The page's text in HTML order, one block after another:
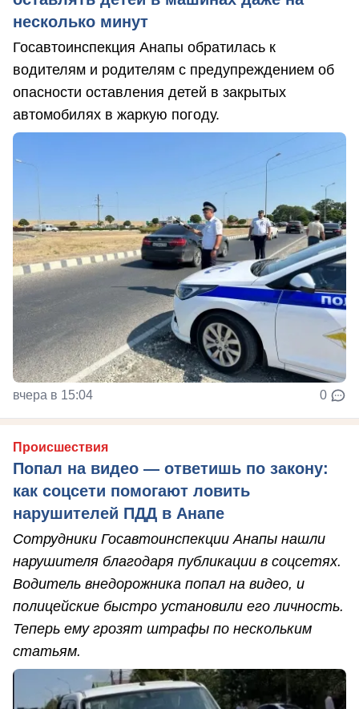
несколько минут
Госавтоинспекция Анапы обратилась к
водителям и родителям с предупреждением об
опасности оставления детей в закрытых
автомобилях в жаркую погоду.
вчера в 15:04 0
Происшествия
Попал на видео — ответишь по закону:
как соцсети помогают ловить
нарушителей ПДД в Анапе
Сотрудники Госавтоинспекции Анапы нашли
нарушителя благодаря публикации в соцсетях.
Водитель внедорожника попал на видео, и
полицейские быстро установили его личность.
Теперь ему грозят штрафы по нескольким
статьям.